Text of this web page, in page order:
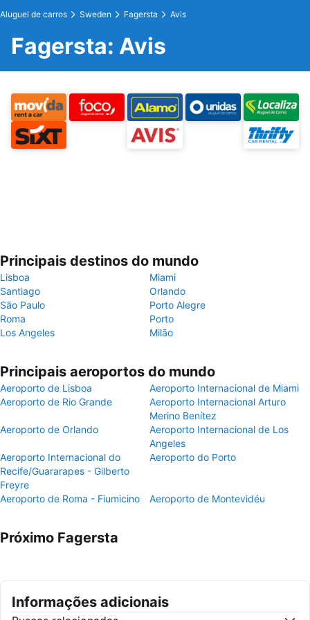
Aluguel de carros Sweden Fagersta Avis
Fagersta: Avis
Principais destinos do mundo
Lisboa
Miami
Santiago
Orlando
São Paulo
Porto Alegre
Roma
Porto
Los Angeles
Milão
Principais aeroportos do mundo
Aeroporto de Lisboa
Aeroporto Internacional de Miami
Aeroporto de Rio Grande
Aeroporto Internacional Arturo
Merino Benítez
Aeroporto de Orlando
Aeroporto Internacional de Los
Angeles
Aeroporto Internacional do
Recife/Guararapes - Gilberto
Freyre
Aeroporto do Porto
Aeroporto de Roma - Fiumicino Aeroporto de Montevidéu
Próximo Fagersta
Informações adicionais